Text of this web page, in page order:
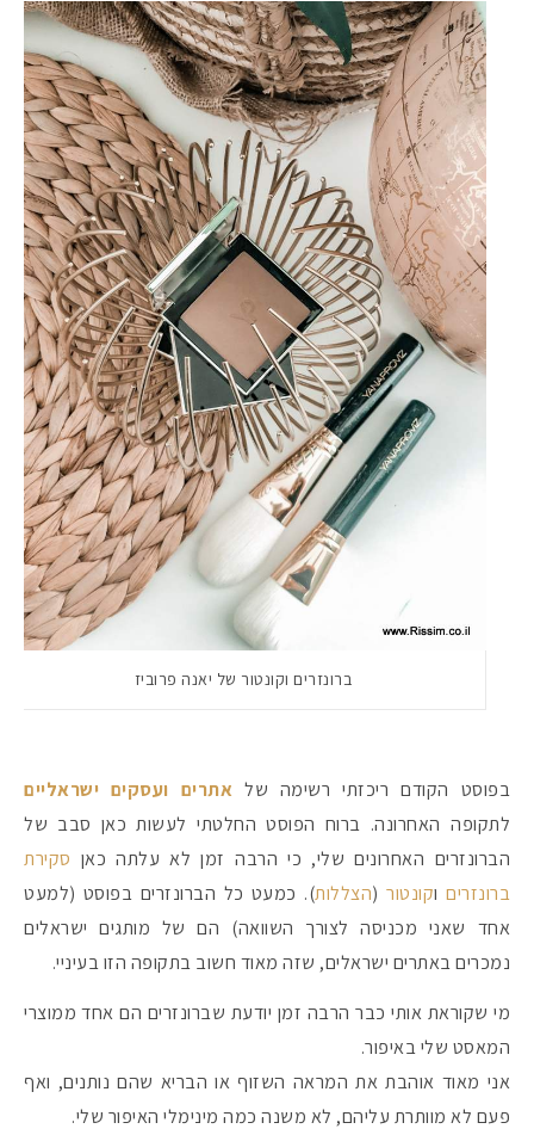
מקדמי הגנה
#הסטודיושלקורין
ברונזרים וקונטור של יאנה פרוביז
בפוסט הקודם ריכזתי רשימה של אתרים ועסקים ישראליים
לתקופה האחרונה. ברוח הפוסט החלטתי לעשות כאן סבב של
הברונזרים האחרונים שלי, כי הרבה זמן לא עלתה כאן סקירת
ברונזריםוקונטור(הצללות). כמעט כל הברונזרים בפוסט (למעט
אחד שאני מכניסה לצורך השוואה) הם של מותגים ישראלים
נמכרים באתרים ישראלים, שזה מאוד חשוב בתקופה הזו בעיניי.
מי שקוראת אותי כבר הרבה זמן יודעת שברונזרים הם אחד ממוצרי
המאסט שלי באיפור.
אני מאוד אוהבת את המראה השזוף או הבריא שהם נותנים, ואף
פעם לא מוותרת עליהם, לא משנה כמה מינימלי האיפור שלי.